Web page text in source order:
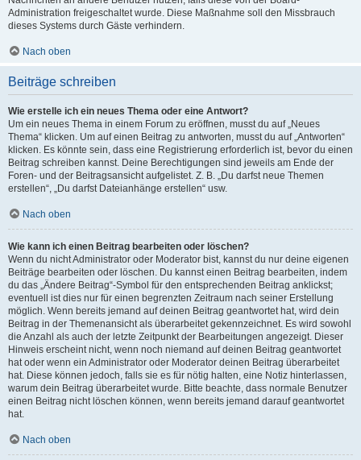
Administration freigeschaltet wurde. Diese Maßnahme soll den Missbrauch
dieses Systems durch Gäste verhindern.
Nach oben
Beiträge schreiben
Wie erstelle ich ein neues Thema oder eine Antwort?
Um ein neues Thema in einem Forum zu eröffnen, musst du auf „Neues
Thema“ klicken. Um auf einen Beitrag zu antworten, musst du auf „Antworten“
klicken. Es könnte sein, dass eine Registrierung erforderlich ist, bevor du einen
Beitrag schreiben kannst. Deine Berechtigungen sind jeweils am Ende der
Foren- und der Beitragsansicht aufgelistet. Z. B. „Du darfst neue Themen
erstellen“, „Du darfst Dateianhänge erstellen“ usw.
Nach oben
Wie kann ich einen Beitrag bearbeiten oder löschen?
Wenn du nicht Administrator oder Moderator bist, kannst du nur deine eigenen
Beiträge bearbeiten oder löschen. Du kannst einen Beitrag bearbeiten, indem
du das „Ändere Beitrag“-Symbol für den entsprechenden Beitrag anklickst;
eventuell ist dies nur für einen begrenzten Zeitraum nach seiner Erstellung
möglich. Wenn bereits jemand auf deinen Beitrag geantwortet hat, wird dein
Beitrag in der Themenansicht als überarbeitet gekennzeichnet. Es wird sowohl
die Anzahl als auch der letzte Zeitpunkt der Bearbeitungen angezeigt. Dieser
Hinweis erscheint nicht, wenn noch niemand auf deinen Beitrag geantwortet
hat oder wenn ein Administrator oder Moderator deinen Beitrag überarbeitet
hat. Diese können jedoch, falls sie es für nötig halten, eine Notiz hinterlassen,
warum dein Beitrag überarbeitet wurde. Bitte beachte, dass normale Benutzer
einen Beitrag nicht löschen können, wenn bereits jemand darauf geantwortet
hat.
Nach oben